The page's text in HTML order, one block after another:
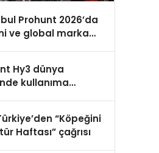
Prohunt 2026’da
ve global marka
Hy3 dünya
kullanıma
“Köpeğini
Haftası” çağrısı